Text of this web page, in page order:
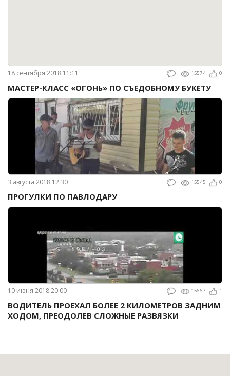
18 сентября 2018 11:11 15574 0
МАСТЕР-КЛАСС «ОГОНЬ» ПО СЪЕДОБНОМУ БУКЕТУ
3 августа 2018 12:30 15545 0
ПРОГУЛКИ ПО ПАВЛОДАРУ
10 июня 2018 20:00 15667 1
ВОДИТЕЛЬ ПРОЕХАЛ БОЛЕЕ 2 КИЛОМЕТРОВ ЗАДНИМ
ХОДОМ, ПРЕОДОЛЕВ СЛОЖНЫЕ РАЗВЯЗКИ